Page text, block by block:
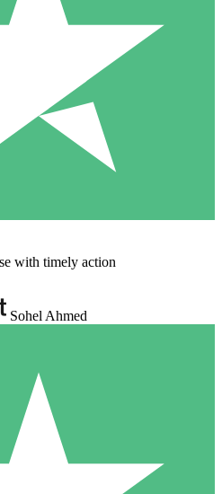
with timely action
Sohel Ahmed